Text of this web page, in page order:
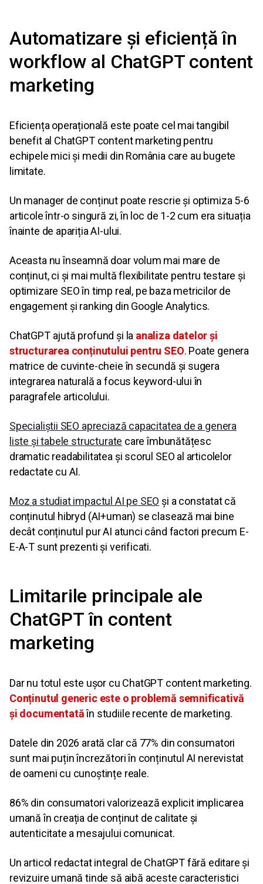
Automatizare și eficiență în
workflow al ChatGPT content
marketing
Eficiența operațională este poate cel mai tangibil
benefit al ChatGPT content marketing pentru
echipele mici și medii din România care au bugete
limitate.
Un manager de conținut poate rescrie și optimiza 5-6
articole într-o singură zi, în loc de 1-2 cum era situația
înainte de apariția AI-ului.
Aceasta nu înseamnă doar volum mai mare de
conținut, ci și mai multă flexibilitate pentru testare și
optimizare SEO în timp real, pe baza metricilor de
engagement și ranking din Google Analytics.
ChatGPT ajută profund și la analiza datelor și
structurarea conținutului pentru SEO. Poate genera
matrice de cuvinte-cheie în secundă și sugera
integrarea naturală a focus keyword-ului în
paragrafele articolului.
Specialiștii SEO apreciază capacitatea de a genera
liste și tabele structurate care îmbunătățesc
dramatic readabilitatea și scorul SEO al articolelor
redactate cu AI.
Moz a studiat impactul AI pe SEO și a constatat că
conținutul hibryd (AI+uman) se clasează mai bine
decât conținutul pur AI atunci când factori precum E-
E-A-T sunt prezenti și verificati.
Limitarile principale ale
ChatGPT în content
marketing
Dar nu totul este ușor cu ChatGPT content marketing.
Conținutul generic este o problemă semnificativă
și documentatăîn studiile recente de marketing.
Datele din 2026 arată clar că 77% din consumatori
sunt mai puțin încrezători în conținutul AI nerevistat
de oameni cu cunoștințe reale.
86% din consumatori valorizează explicit implicarea
umană în creația de conținut de calitate și
autenticitate a mesajului comunicat.
Un articol redactat integral de ChatGPT fără editare și
revizuire umană tinde să aibă aceste caracteristici